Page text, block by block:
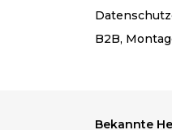
B2B,
Bekannte